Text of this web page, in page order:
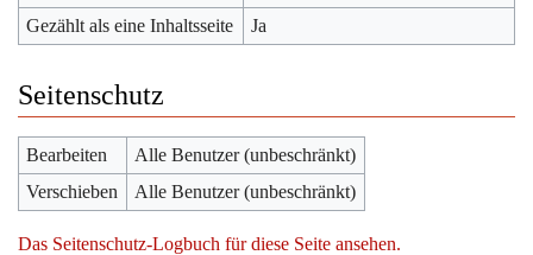
Gezählt als eine Inhaltsseite Ja
Seitenschutz
Bearbeiten
Alle Benutzer (unbeschränkt)
Verschieben
Alle Benutzer (unbeschränkt)
Das Seitenschutz-Logbuch für diese Seite ansehen.